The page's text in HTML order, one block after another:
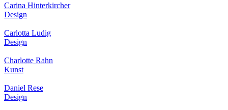
Carina Hinterkircher
Design
Carlotta Ludig
Design
Charlotte Rahn
Kunst
Daniel Rese
Design